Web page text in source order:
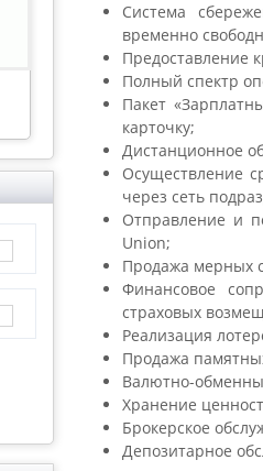
Система
временно
Предоставление
Полный спектр
Пакет
карточку;
Дистанционное
Осуществление
через сеть
Отправление и
Union;
Продажа мерных
Финансовое
страховых
Реализация
Продажа
Валютно-
Хранение
Брокерское
Депозитарное